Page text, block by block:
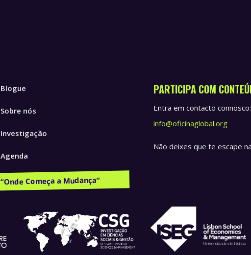
Blogue
Sobre nós
Investigação
Agenda
Publicações e Recursos
PARTICIPA COM
Entra em contacto connosco:
info@oficinaglobal.org
Não deixes que te escape